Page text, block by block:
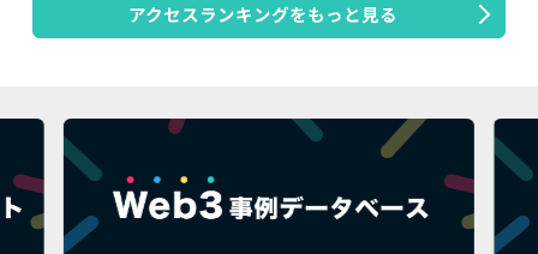
アクセスランキングをもっと見る